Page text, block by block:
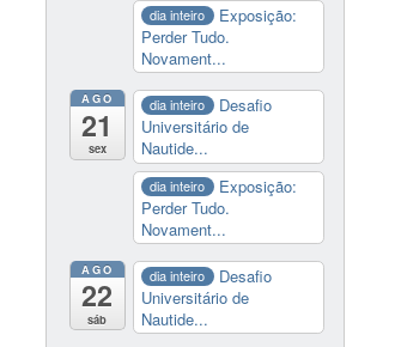
dia inteiro
Exposição:
Perder Tudo.
Novament...
AGO
21
sex
dia inteiro
Desafio
Universitário de
Nautide...
dia inteiro
Exposição:
Perder Tudo.
Novament...
AGO
22
sáb
dia inteiro
Desafio
Universitário de
Nautide...